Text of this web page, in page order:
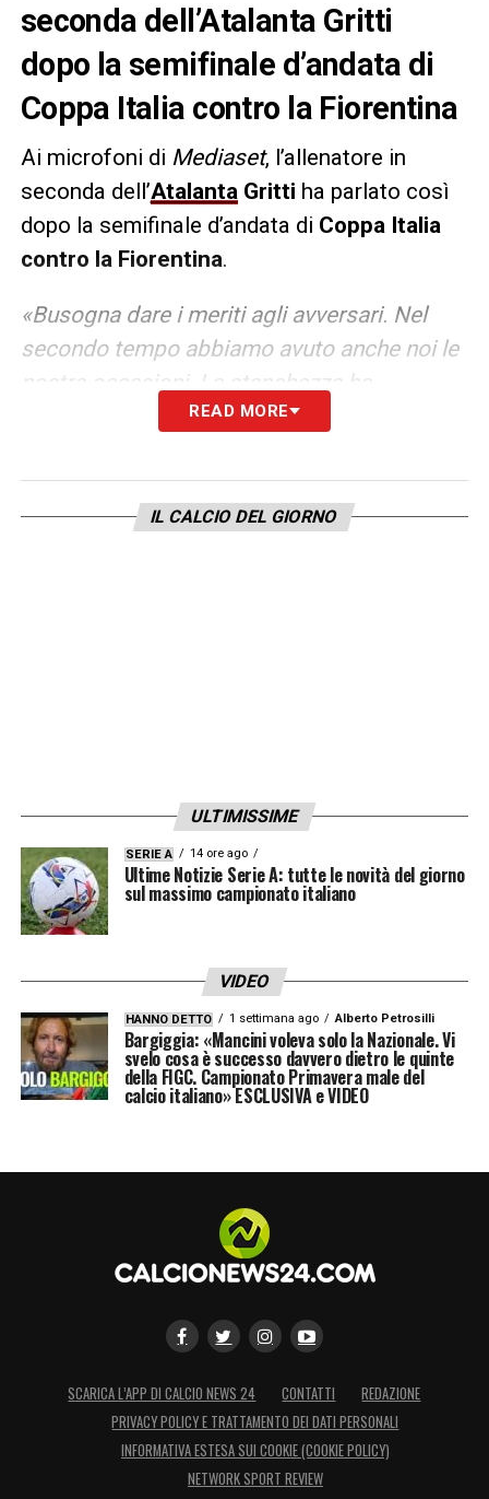
seconda dell’Atalanta Gritti
dopo la semifinale d’andata di
Coppa Italia contro la Fiorentina
Ai microfoni di Mediaset, l’allenatore in
seconda dell’Atalanta Gritti ha parlato così
dopo la semifinale d’andata di Coppa Italia
contro la Fiorentina.
«Busogna dare i meriti agli avversari. Nel
secondo tempo abbiamo avuto anche noi le
nostre occasioni. La stanchezza ha
sicuramente inciso soprattutto dopo la gara
grande gara. Siamo riusciti a creare delle
difficoltà: punteremo tutto sul ritorno.
READ MORE
IL CALCIO DEL GIORNO
ULTIMISSIME
SERIE A 14 ore ago
Ultime Notizie Serie A: tutte le novità del giorno
sul massimo campionato italiano
VIDEO
HANNO DETTO 1 settimana ago Alberto Petrosilli
Bargiggia: «Mancini voleva solo la Nazionale. Vi
svelo cosa è successo davvero dietro le quinte
della FIGC. Campionato Primavera male del
calcio italiano» ESCLUSIVA e VIDEO
SCARICA L’APP DI CALCIO NEWS 24 CONTATTI
REDAZIONE
PRIVACY POLICY E TRATTAMENTO DEI DATI PERSONALI
INFORMATIVA ESTESA SUI COOKIE (COOKIE POLICY)
NETWORK SPORT REVIEW